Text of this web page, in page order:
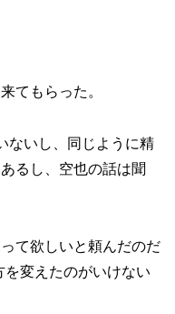
てもらった。
ないし、同じように精
るし、空也の話は聞
て欲しいと頼んだのだ
変えたのがいけない